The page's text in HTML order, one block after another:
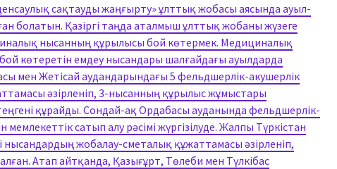
сақтауды жаңғырту» ұлттық жобасы аясында ауыл-
болатын. Қазіргі таңда аталмыш ұлттық жобаны жүзеге
нысанның құрылысы бой көтермек. Медициналық
көтеретін емдеу нысандары шалғайдағы ауылдарда
мен Жетісай аудандарындағы 5 фельдшерлік-акушерлік
әзірленіп, 3-нысанның құрылыс жұмыстары
құрайды. Сондай-ақ Ордабасы ауданында фельдшерлік-
сатып алу рәсімі жүргізілуде. Жалпы Түркістан
жобалау-сметалық құжаттамасы әзірленіп,
Атап айтқанда, Қазығұрт, Төлеби мен Түлкібас